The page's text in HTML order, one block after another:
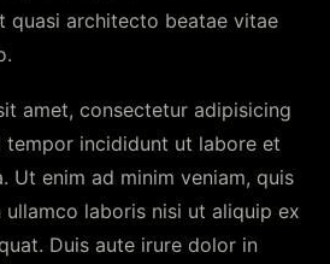
quasi architecto beatae vitae
amet, consectetur adipisicing
tempor incididunt ut labore et
Ut enim ad minim veniam, quis
laboris nisi ut aliquip ex
Duis aute irure dolor in